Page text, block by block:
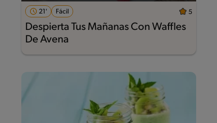
21' Fácil 5
Despierta Tus Mañanas Con Waffles
De Avena